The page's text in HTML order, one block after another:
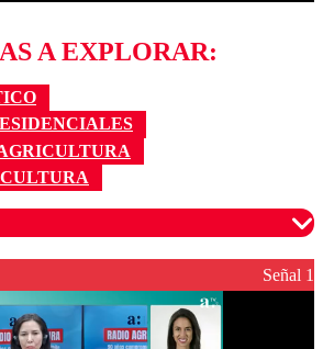
A EXPLORAR:
son moderados para garantizar un
diálogo respetuoso.
Señal 1